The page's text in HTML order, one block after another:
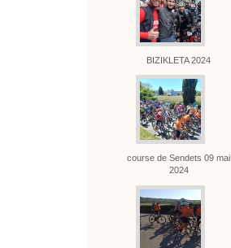
BIZIKLETA 2024
course de Sendets 09 mai
2024